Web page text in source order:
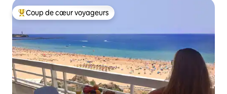
Coups de cœur voyageurs les plus appréciés
Coup de cœur voyageurs